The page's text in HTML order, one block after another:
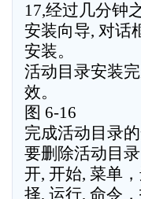
17,经过几分钟
安装向导, 对话
安装。
活动目录安装
效。
图 6-16
完成活动目录
要删除活动目
开, 开始, 菜单
择, 运行, 命令